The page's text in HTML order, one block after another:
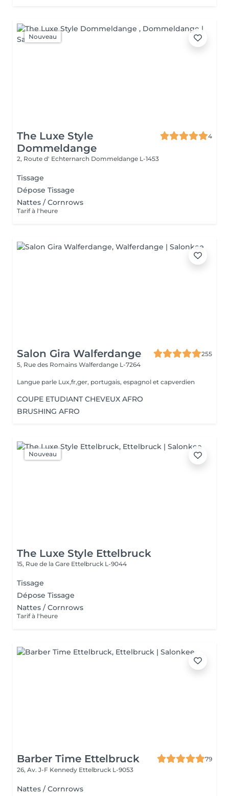
Nouveau
The Luxe Style
Dommeldange
4
2, Route d' Echternarch Dommeldange L-1453
Tissage
Dépose Tissage
Nattes / Cornrows
Tarif à l'heure
Salon Gira Walferdange
255
5, Rue des Romains Walferdange L-7264
Langue parle Lux,fr,ger, portugais, espagnol et capverdien
COUPE ETUDIANT CHEVEUX AFRO
BRUSHING AFRO
Nouveau
The Luxe Style Ettelbruck
15, Rue de la Gare Ettelbruck L-9044
Tissage
Dépose Tissage
Nattes / Cornrows
Tarif à l'heure
Barber Time Ettelbruck
79
26, Av. J-F Kennedy Ettelbruck L-9053
Nattes / Cornrows